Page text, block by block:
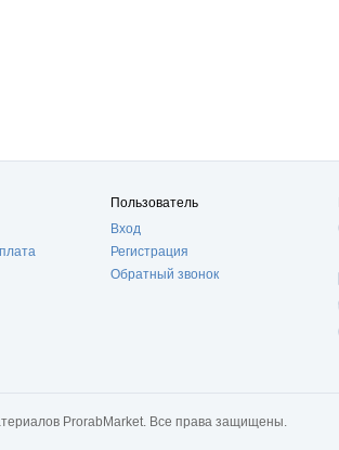
Пользователь
Вход
Регистрация
Обратный звонок
ProrabMarket. Все права защищены.